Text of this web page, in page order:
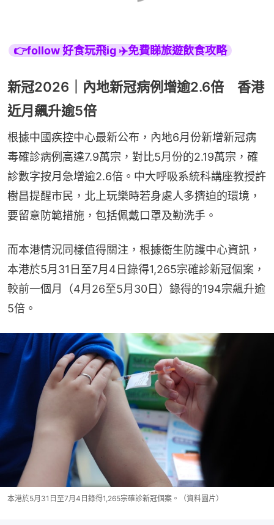
👉follow 好食玩飛ig ✈️免費睇旅遊飲食攻略
新冠2026｜內地新冠病例增逾2.6倍 香港
近月飆升逾5倍
根據中國疾控中心最新公布，內地6月份新增新冠病
毒確診病例高達7.9萬宗，對比5月份的2.19萬宗，確
診數字按月急增逾2.6倍。中大呼吸系統科講座教授許
樹昌提醒市民，北上玩樂時若身處人多擠迫的環境，
要留意防範措施，包括佩戴口罩及勤洗手。
而本港情況同樣值得關注，根據衞生防護中心資訊，
本港於5月31日至7月4日錄得1,265宗確診新冠個案，
較前一個月（4月26至5月30日）錄得的194宗飆升逾
5倍。
本港於5月31日至7月4日錄得1,265宗確診新冠個案。（資料圖片）